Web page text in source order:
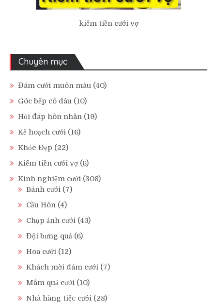
kiếm tiền cưới vợ
Chuyên mục
Đám cưới muôn màu (40)
Góc bếp cô dâu (10)
Hỏi đáp hôn nhân (19)
Kế hoạch cưới (16)
Khỏe Đẹp (22)
Kiếm tiền cưới vợ (6)
Kinh nghiệm cưới (308)
Bánh cưới (7)
Cầu Hôn (4)
Chụp ảnh cưới (43)
Đội bưng quả (6)
Hoa cưới (12)
Khách mời đám cưới (7)
Mâm quả cưới (10)
Nhà hàng tiệc cưới (28)